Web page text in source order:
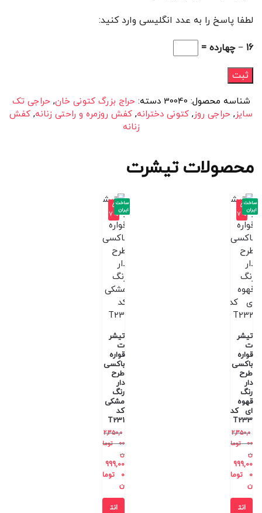
لطفا پاسخ را به عدد انگلیسی وارد کنید:
16 − چهارده =
شناسه محصول: 30040 دسته: حراج بزرگ کتونی خان, حراجی تک
سایز, حراجی روز, کتونی دخترانه, کفش روزمره و راحتی زنانه, کفش
زنانه
محصولات تیشرت
-5
7%
تیشر
ت
قواره
باکسی
طرح
دار
رنگ
قهوه
ای کد
T233
2,350,0
00
توما
ن
999,00
0
توما
ن
ساخت
ایران
انت
-5
7%
تیشر
ت
قواره
باکسی
طرح
دار
رنگ
مشکی
کد
T231
2,350,0
00
توما
ن
999,00
0
توما
ن
ساخت
ایران
انت